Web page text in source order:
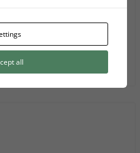
d’alimentació d’ordinador
Al Núvol
all